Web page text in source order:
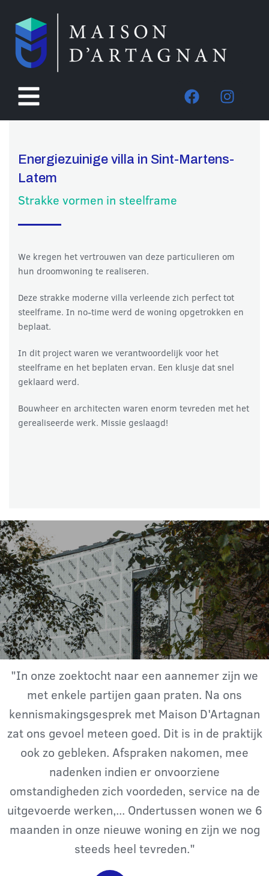
Energiezuinige villa in Sint-Martens-
Latem
Strakke vormen in steelframe
We kregen het vertrouwen van deze particulieren om
hun droomwoning te realiseren.
Deze strakke moderne villa verleende zich perfect tot
steelframe. In no-time werd de woning opgetrokken en
beplaat.
In dit project waren we verantwoordelijk voor het
steelframe en het beplaten ervan. Een klusje dat snel
geklaard werd.
Bouwheer en architecten waren enorm tevreden met het
gerealiseerde werk. Missie geslaagd!
"In onze zoektocht naar een aannemer zijn we
met enkele partijen gaan praten. Na ons
kennismakingsgesprek met Maison D'Artagnan
zat ons gevoel meteen goed. Dit is in de praktijk
ook zo gebleken. Afspraken nakomen, mee
nadenken indien er onvoorziene
omstandigheden zich voordeden, service na de
uitgevoerde werken,... Ondertussen wonen we 6
maanden in onze nieuwe woning en zijn we nog
steeds heel tevreden."